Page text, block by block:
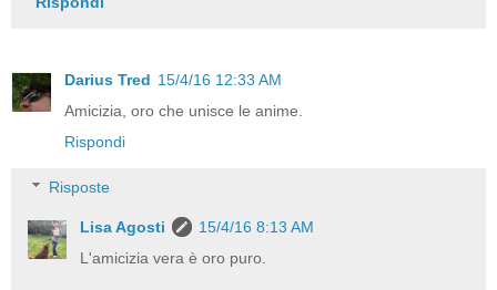
Darius Tred 15/4/16 12:33 AM
Amicizia, oro che unisce le anime.
Rispondi
Risposte
Lisa Agosti
15/4/16 8:13 AM
L'amicizia vera è oro puro.